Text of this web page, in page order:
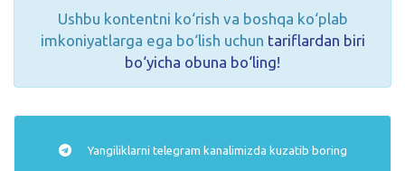
Ushbu kontentni ko‘rish va boshqa ko‘plab
imkoniyatlarga ega bo‘lish uchun tariflardan biri
bo‘yicha obuna bo‘ling!
Yangiliklarni telegram kanalimizda kuzatib boring